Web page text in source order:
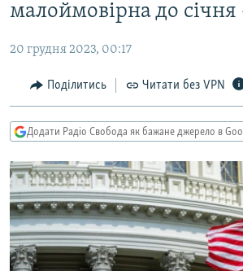
до
основної
навігації
Перейти
до
пошуку
ЕКОНОМІКА
СУСПІЛЬСТВО
УКРАЇНА
СВІТ
РОСІЙСЬКА «ФІЛЬТРАЦІЯ»
ДОНБАС.РЕАЛІЇ
ТИ ЯК?
СХЕМИ
КИТАЙ.ВИКЛИКИ
МУЛЬТИМЕДІА
ФОТО
малоймовірна до січня
20 грудня 2023, 00:17
Поділитись Читати без VPN
Додати Радіо Свобода як бажане джерело в